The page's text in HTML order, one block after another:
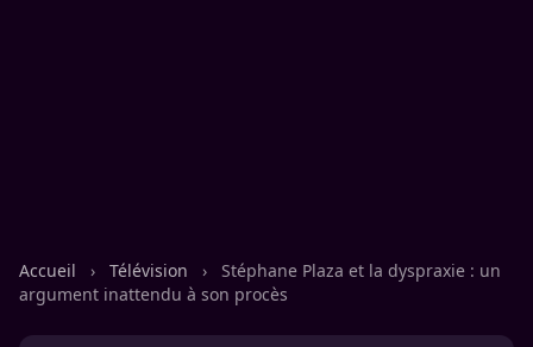
Accueil › Télévision ›
Stéphane Plaza et la dyspraxie : un
argument inattendu à son procès